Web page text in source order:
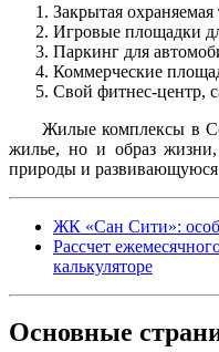
Закрытая охраняемая
Игровые площадки
Паркинг для
Коммерческие
Свой фитнес-центр,
Жилые комплексы в
жилье, но и образ
природы и развивающуюся
ЖК «Сан Сити»:
Рассчет
калькуляторе
Основные